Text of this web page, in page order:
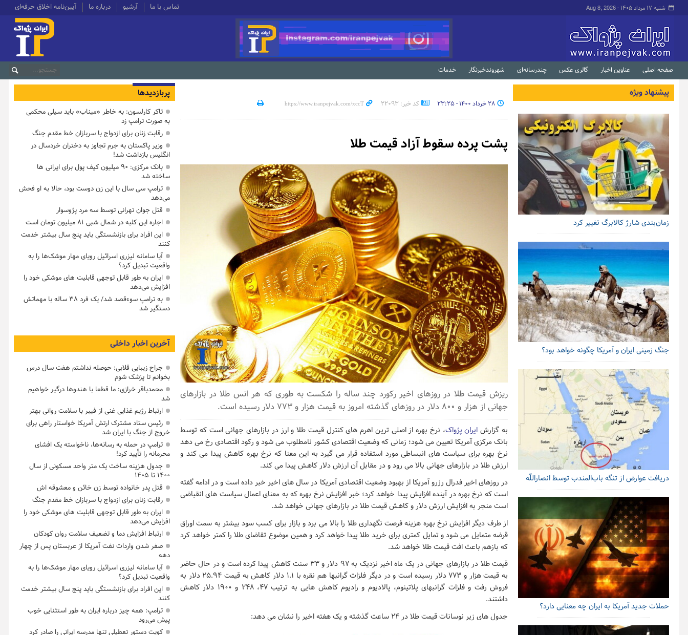
شنبه ۱۷ مرداد ۱۴۰۵ - Aug 8, 2026 تماس با ما آرشیو درباره ما آیین‌نامه اخلاق حرفه‌ای
صفحه اصلی عناوین اخبار گالری عکس چندرسانه‌ای شهروندخبرنگار خدمات
۲۸ خرداد ۱۴۰۰ - ۲۳:۲۵ کد خبر: 22093
پشت پرده سقوط آزاد قیمت طلا
ریزش قیمت طلا در روزهای اخیر رکورد چند ساله را شکست به طوری که هر انس طلا در بازارهای
جهانی از هزار و ۸۰۰ دلار در روزهای گذشته امروز به قیمت هزار و ۷۷۳ دلار رسیده است.
به گزارش ایران پژواک، نرخ بهره از اصلی ترین اهرم های کنترل قیمت طلا و ارز در بازارهای جهانی است که توسط
بانک مرکزی آمریکا تعیین می شود؛ زمانی که وضعیت اقتصادی کشور نامطلوب می شود و رکود اقتصادی رخ می دهد
نرخ بهره برای سیاست های انبساطی مورد استفاده قرار می گیرد به این معنا که نرخ بهره کاهش پیدا می کند و
ارزش طلا در بازارهای جهانی بالا می رود و در مقابل آن ارزش دلار کاهش پیدا می کند.
در روزهای اخیر فدرال رزرو آمریکا از بهبود وضعیت اقتصادی آمریکا در سال های اخیر خبر داده است و در ادامه گفته
است که نرخ بهره در آینده افزایش پیدا خواهد کرد؛ خبر افزایش نرخ بهره که به معنای اعمال سیاست های انقباضی
است منجر به افزایش ارزش دلار و کاهش قیمت طلا در بازارهای جهانی خواهد شد.
از طرف دیگر افزایش نرخ بهره هزینه فرصت نگهداری طلا را بالا می برد و بازار برای کسب سود بیشتر به سمت اوراق
قرضه متمایل می شود و تمایل کمتری برای خرید طلا پیدا خواهد کرد و همین موضوع تقاضای طلا را کمتر خواهد کرد
که بازهم باعث افت قیمت طلا خواهد شد.
قیمت طلا در بازارهای جهانی در یک ماه اخیر نزدیک به ۹۷ دلار و ۳۳ سنت کاهش پیدا کرده است و در حال حاضر
به قیمت هزار و ۷۷۳ دلار رسیده است و در دیگر فلزات گرانبها هم نقره با ۱.۱ دلار کاهش به قیمت ۲۵.۹۴ دلار به
فروش رفت و فلزات گرانبهای پلاتینوم، پالادیوم و رادیوم کاهش هایی به ترتیب ۴۷، ۲۴۸ و ۱۹۰۰ دلار کاهش
داشتند.
جدول های زیر نوسانات قیمت طلا در ۲۴ ساعت گذشته و یک هفته اخیر را نشان می دهد:
پیشنهاد ویژه
زمان‌بندی شارژ کالابرگ تغییر کرد
جنگ زمینی ایران و آمریکا چگونه خواهد بود؟
دریافت عوارض از تنگه باب‌المندب توسط انصاراللّه
حملات جدید آمریکا به ایران چه معنایی دارد؟
پربازدیدها
تاکر کارلسون: به خاطر «میناب» باید سیلی محکمی
به صورت ترامپ زد
رقابت زنان برای ازدواج با سربازان خط مقدم جنگ
وزیر پاکستان به جرم تجاوز به دختران خردسال در
انگلیس بازداشت شد!
بانک مرکزی: ۹۰ میلیون کیف پول برای ایرانی ها
ساخته شد
ترامپ سی سال با این زن دوست بود، حالا به او فحش
می‌دهد
قتل جوان تهرانی توسط سه مرد پژوسوار
اجاره این کلبه در شمال شبی ۸۱ میلیون تومان است
این افراد برای بازنشستگی باید پنج سال بیشتر خدمت
کنند
آیا سامانه لیزری اسرائیل رویای مهار موشک‌ها را به
واقعیت تبدیل کرد؟
ایران به طور قابل توجهی قابلیت های موشکی خود را
افزایش می‌دهد
به ترامپ سوءقصد شد/ یک فرد ۳۸ ساله با مهماتش
دستگیر شد
آخرین اخبار داخلی
جراح زیبایی قلابی: حوصله نداشتم هفت سال درس
بخوانم تا پزشک شوم
محمدباقر خرازی: ما قطعا با هندوها درگیر خواهیم
شد
ارتباط رژیم غذایی غنی از فیبر با سلامت روانی بهتر
رئیس ستاد مشترک ارتش آمریکا خواستار راهی برای
خروج از جنگ با ایران شد
ترامپ در حمله‌ به رسانه‌ها، ناخواسته یک افشای
محرمانه را تأیید کرد!
جدول هزینه ساخت یک متر واحد مسکونی از سال
۱۴۰۰ تا ۱۴۰۵
قتل پدر خانواده توسط زن خائن و معشوقه اش
رقابت زنان برای ازدواج با سربازان خط مقدم جنگ
ایران به طور قابل توجهی قابلیت های موشکی خود را
افزایش می‌دهد
ارتباط افزایش دما و تضعیف سلامت روان کودکان
صفر شدن واردات نفت آمریکا از عربستان پس از چهار
دهه
آیا سامانه لیزری اسرائیل رویای مهار موشک‌ها را به
واقعیت تبدیل کرد؟
این افراد برای بازنشستگی باید پنج سال بیشتر خدمت
کنند
ترامپ: همه چیز درباره ایران به طور استثنایی خوب
پیش می‌رود
کویت دستور تعطیلی تنها مدرسه ایرانی را صادر کرد